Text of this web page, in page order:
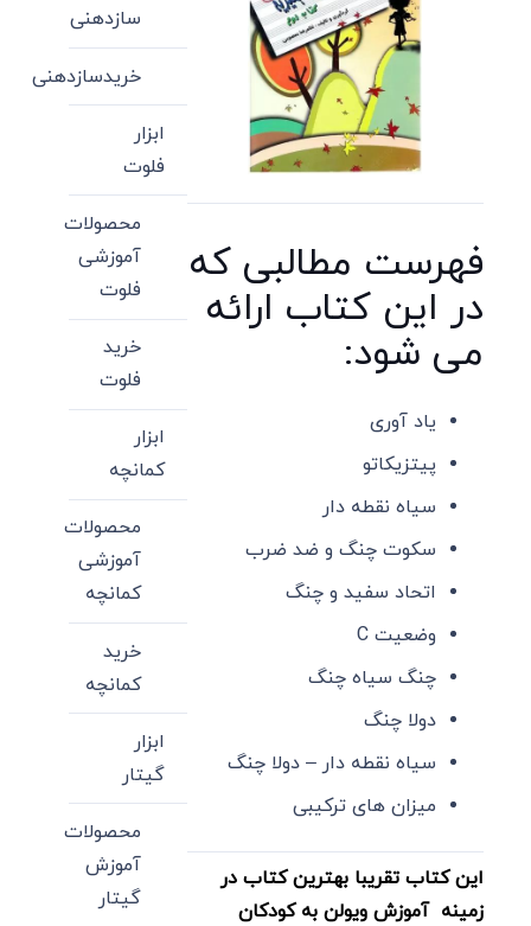
فهرست مطالبی که
در این کتاب ارائه
می شود:
یاد آوری
پیتزیکاتو
سیاه نقطه دار
سکوت چنگ و ضد ضرب
اتحاد سفید و چنگ
وضعیت C
چنگ سیاه چنگ
دولا چنگ
سیاه نقطه دار – دولا چنگ
میزان های ترکیبی
این کتاب تقریبا بهترین کتاب در
زمینه آموزش ویولن به کودکان
سازدهنی
خریدسازدهنی
ابزار
فلوت
محصولات
آموزشی
فلوت
خرید
فلوت
ابزار
کمانچه
محصولات
آموزشی
کمانچه
خرید
کمانچه
ابزار
گیتار
محصولات
آموزش
گیتار